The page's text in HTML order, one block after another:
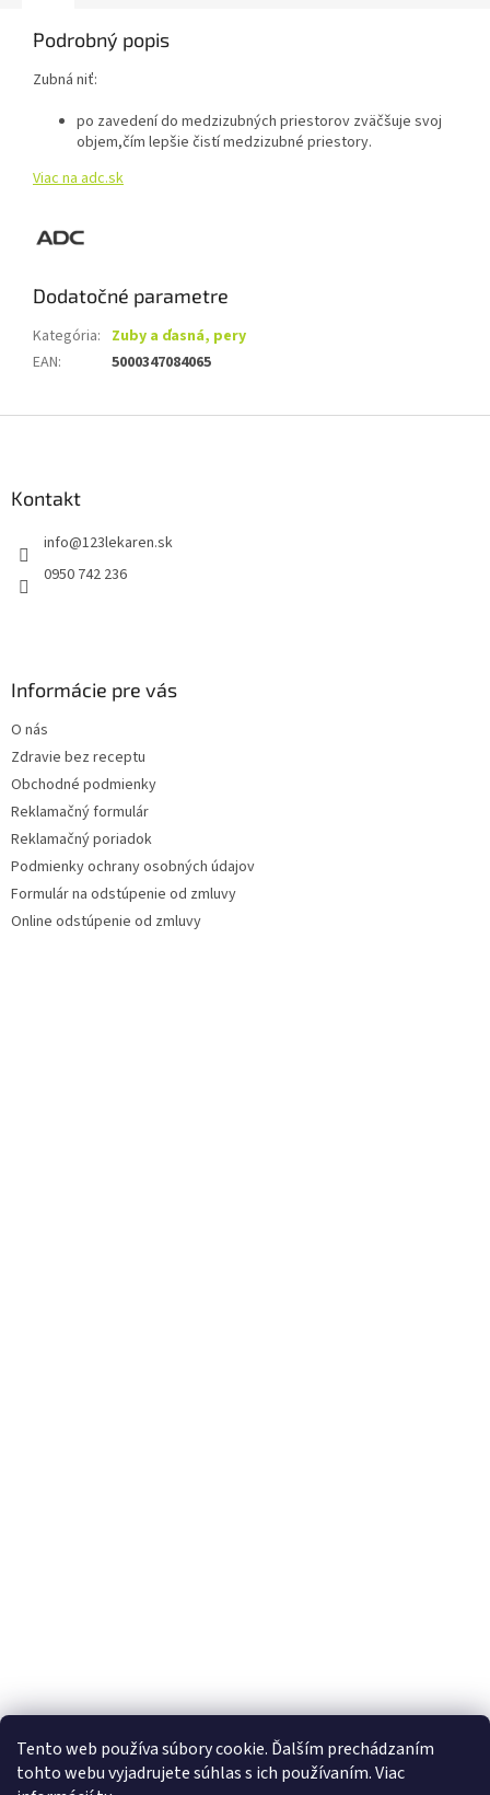
Tento web používa súbory cookie. Ďalším prechádzaním
tohto webu vyjadrujete súhlas s ich používaním. Viac
Podrobný popis
Zubná niť:
po zavedení do medzizubných priestorov zväčšuje svoj
objem,čím lepšie čistí medzizubné priestory.
Viac na adc.sk
Dodatočné parametre
Kategória: Zuby a ďasná, pery
EAN: 5000347084065
Kontakt
info@123lekaren.sk
0950 742 236
Informácie pre vás
O nás
Zdravie bez receptu
Obchodné podmienky
Reklamačný formulár
Reklamačný poriadok
Podmienky ochrany osobných údajov
Formulár na odstúpenie od zmluvy
Online odstúpenie od zmluvy